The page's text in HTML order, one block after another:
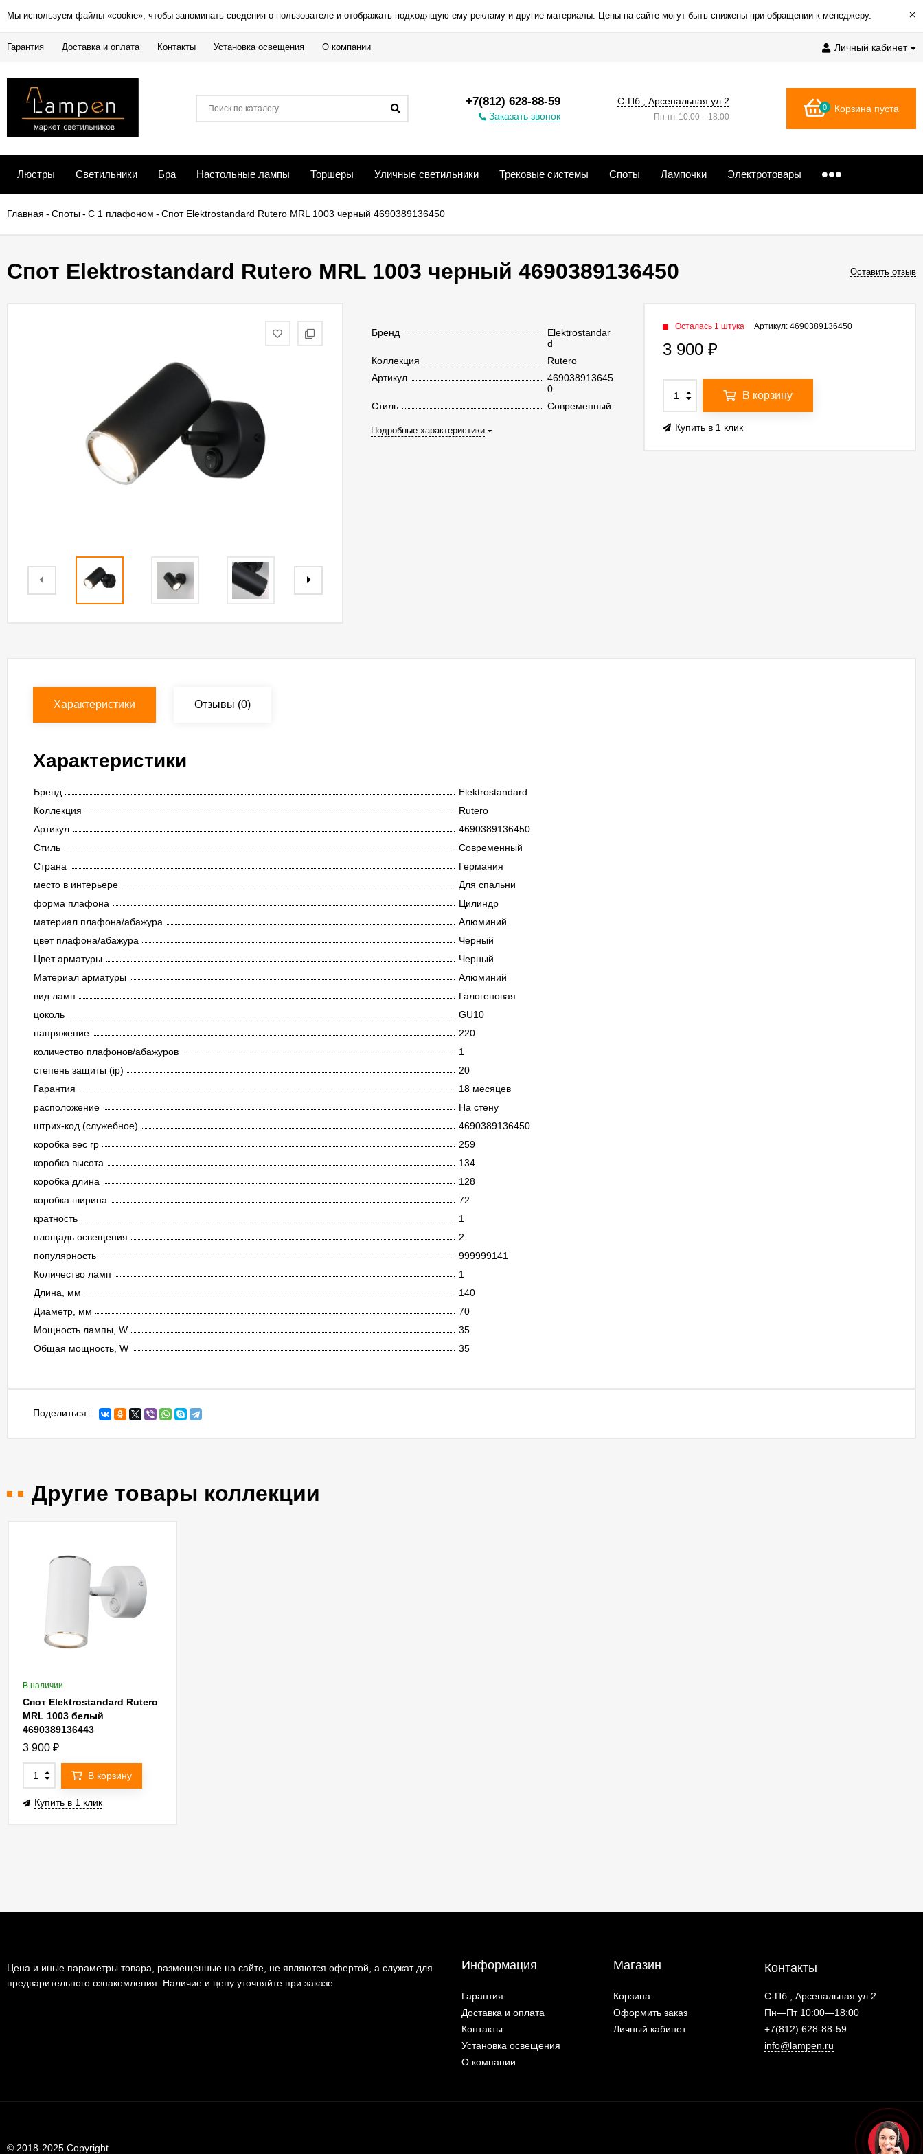
Мы используем файлы «cookie», чтобы запоминать сведения о пользователе и отображать подходящую ему рекламу и другие материалы. Цены на сайте могут быть снижены при обращении к менеджеру. ×
Личный кабинет
Гарантия Доставка и оплата Контакты Установка освещения О компании
+7(812) 628-88-59
Заказать звонок
С-Пб., Арсенальная ул.2
Пн-пт 10:00—18:00
0 Корзина пуста
Люстры Светильники Бра Настольные лампы Торшеры Уличные светильники Трековые системы Споты Лампочки Электротовары
Главная - Споты- С 1 плафоном - Спот Elektrostandard Rutero MRL 1003 черный 4690389136450
Спот Elektrostandard Rutero MRL 1003 черный 4690389136450 Оставить отзыв
Бренд
Elektrostandar
d
Коллекция
Rutero
Артикул
469038913645
0
Стиль
Современный
Подробные характеристики
Артикул: 4690389136450
Осталась 1 штука
3 900 ₽
В корзину
Купить в 1 клик
Характеристики Отзывы (0)
Характеристики
Бренд
Elektrostandard
Коллекция
Rutero
Артикул
4690389136450
Стиль
Современный
Страна
Германия
место в интерьере
Для спальни
форма плафона
Цилиндр
материал плафона/абажура
Алюминий
цвет плафона/абажура
Черный
Цвет арматуры
Черный
Материал арматуры
Алюминий
вид ламп
Галогеновая
цоколь
GU10
напряжение
220
количество плафонов/абажуров
1
степень защиты (ip)
20
Гарантия
18 месяцев
расположение
На стену
штрих-код (служебное)
4690389136450
коробка вес гр
259
коробка высота
134
коробка длина
128
коробка ширина
72
кратность
1
площадь освещения
2
популярность
999999141
Количество ламп
1
Длина, мм
140
Диаметр, мм
70
Мощность лампы, W
35
Общая мощность, W
35
Поделиться:
Другие товары коллекции
В наличии
Спот Elektrostandard Rutero
MRL 1003 белый
4690389136443
3 900 ₽
В корзину
Купить в 1 клик
Цена и иные параметры товара, размещенные на сайте, не являются офертой, а служат для
предварительного ознакомления. Наличие и цену уточняйте при заказе.
Информация
Гарантия
Доставка и оплата
Контакты
Установка освещения
О компании
Магазин
Корзина
Оформить заказ
Личный кабинет
Контакты
С-Пб., Арсенальная ул.2
Пн—Пт 10:00—18:00
+7(812) 628-88-59
info@lampen.ru
© 2018-2025 Copyright